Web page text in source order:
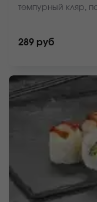
темпурный кляр,
289 руб